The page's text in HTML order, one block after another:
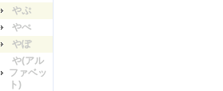
やぷ
やぺ
やぽ
や(アル
ファベッ
ト)